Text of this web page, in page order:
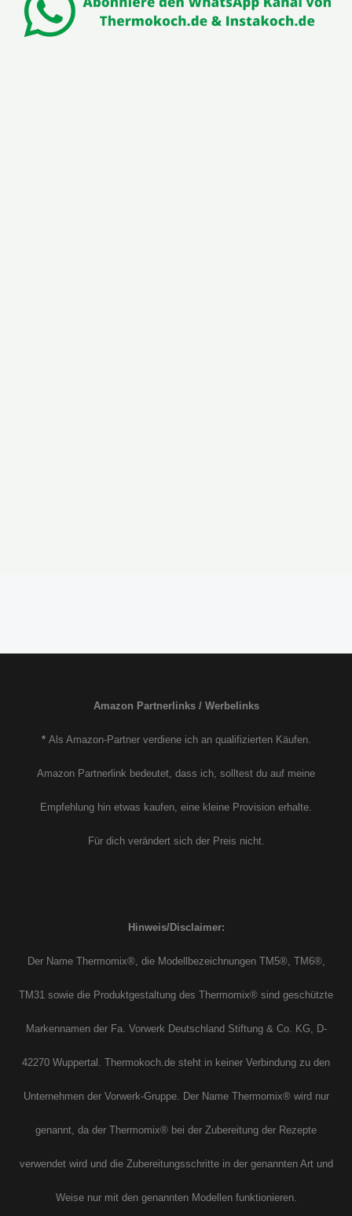
Amazon Partnerlinks / Werbelinks
*Als Amazon-Partner verdiene ich an qualifizierten Käufen.
Amazon Partnerlink bedeutet, dass ich, solltest du auf meine
Empfehlung hin etwas kaufen, eine kleine Provision erhalte.
Für dich verändert sich der Preis nicht.
Hinweis/Disclaimer:
Der Name Thermomix®, die Modellbezeichnungen TM5®, TM6®,
TM31 sowie die Produktgestaltung des Thermomix® sind geschützte
Markennamen der Fa. Vorwerk Deutschland Stiftung & Co. KG, D-
42270 Wuppertal. Thermokoch.de steht in keiner Verbindung zu den
Unternehmen der Vorwerk-Gruppe. Der Name Thermomix® wird nur
genannt, da der Thermomix® bei der Zubereitung der Rezepte
verwendet wird und die Zubereitungsschritte in der genannten Art und
Weise nur mit den genannten Modellen funktionieren.